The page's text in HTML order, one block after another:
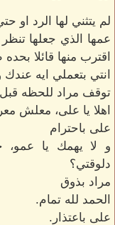
لم يتثني لها الرد او
عمها الذي جعلها
اقترب منها قائلا
انتي بتعملي ايه
توقف مراد للحظه قبل
اهلا يا على، معلش
على باحترام
و لا يهمك يا
دلوقتي؟
مراد بذوق
الحمد لله تمام.
على باعتذار.